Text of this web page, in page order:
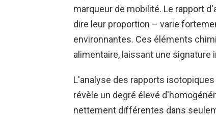
marqueur de mobilité. Le rapport
dire leur proportion – varie
environnantes. Ces éléments
alimentaire, laissant une signature
L'analyse des rapports
révèle un degré élevé
nettement différentes dans